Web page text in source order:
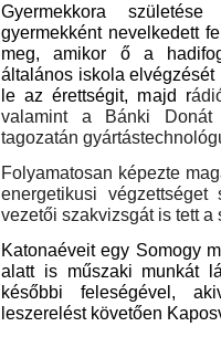
Gyermekkora
gyermekként nevelkedett
meg, amikor ő a
általános iskola elvégzését
le az érettségit, majd r
valamint a Bánki Donát
tagozatán
Folyamatosan képezte
energetikusi
vezetői szakvizsgát is tett
Katonaéveit egy Somogy
alatt is műszaki munkát
későbbi feleségével,
leszerelést követően